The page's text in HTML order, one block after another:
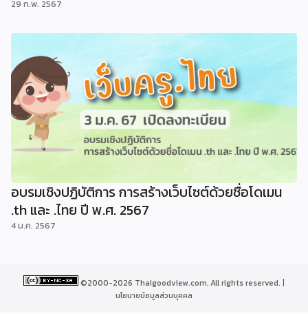
29 ก.พ. 2567
อบรมเชิงปฏิบัติการ การสร้างเว็บไซต์ด้วยชื่อโดเมน
.th และ .ไทย ปี พ.ศ. 2567
4 ม.ค. 2567
©2000-2026 Thaigoodview.com, All rights reserved. |
นโยบายข้อมูลส่วนบุคคล